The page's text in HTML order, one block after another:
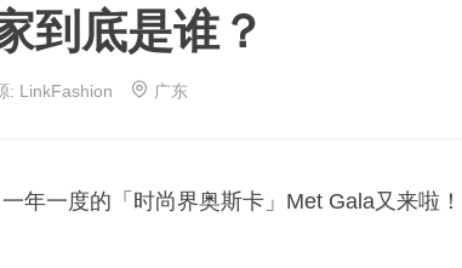
到底是谁？
: LinkFashion 广东
一年一度的「时尚界奥斯卡」Met Gala又来啦！